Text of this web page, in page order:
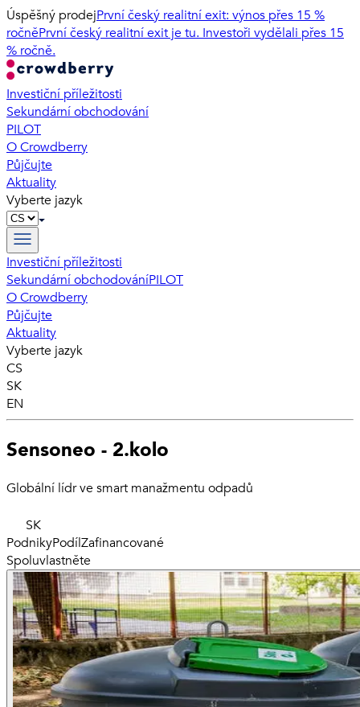
Úspěšný prodejPrvní český realitní exit: výnos přes 15 %
ročněPrvní český realitní exit je tu. Investoři vydělali přes 15
% ročně.
Investiční příležitosti
Sekundární obchodování
PILOT
O Crowdberry
Půjčujte
Aktuality
Vyberte jazyk
Investiční příležitosti
Sekundární obchodováníPILOT
O Crowdberry
Půjčujte
Aktuality
Vyberte jazyk
CS
SK
EN
Sensoneo - 2.kolo
Globální lídr ve smart manažmentu odpadů
SK
PodnikyPodílZafinancované
Spoluvlastněte